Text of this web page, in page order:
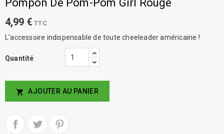
Pompon De Pom-Pom Girl Rouge
4,99 € TTC
L'accessoire indispensable de toute cheeleader américaine !
Quantité
 AJOUTER AU PANIER